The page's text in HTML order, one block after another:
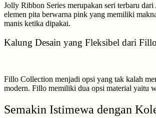
Jolly Ribbon Series merupakan seri terbaru
elemen pita berwarna pink yang memiliki
manis ketika dipakai.
Kalung Desain yang Fleksibel dari
Fillo Collection menjadi opsi yang tak kalah
modern. Fillo memiliki dua opsi material yaitu
Semakin Istimewa dengan